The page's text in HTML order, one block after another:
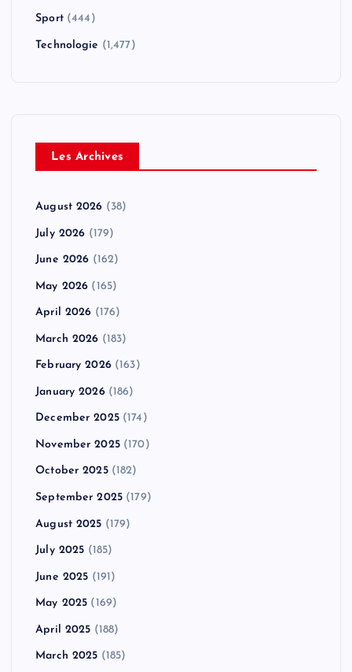
Sport(444)
Technologie (1,477)
Les Archives
August 2026 (38)
July 2026 (179)
June 2026 (162)
May 2026 (165)
April 2026 (176)
March 2026 (183)
February 2026(163)
January 2026(186)
December 2025(174)
November 2025(170)
October 2025(182)
September 2025 (179)
August 2025 (179)
July 2025 (185)
June 2025 (191)
May 2025 (169)
April 2025 (188)
March 2025 (185)